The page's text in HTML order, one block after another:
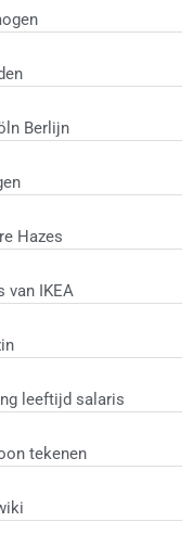
Berlijn
Hazes
van IKEA
leeftijd salaris
tekenen